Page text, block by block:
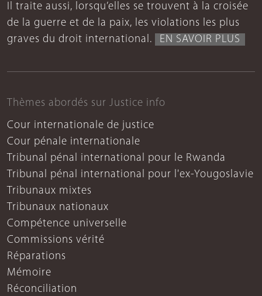
Il traite aussi, lorsqu’elles se trouvent à la croisée
de la guerre et de la paix, les violations les plus
graves du droit international.
EN SAVOIR PLUS
Thèmes abordés sur Justice info
Cour internationale de justice
Cour pénale internationale
Tribunal pénal international pour le Rwanda
Tribunal pénal international pour l'ex-Yougoslavie
Tribunaux mixtes
Tribunaux nationaux
Compétence universelle
Commissions vérité
Réparations
Mémoire
Réconciliation